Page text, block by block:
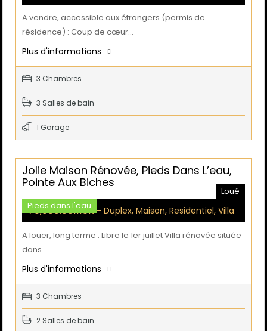
A vendre, accessible aux étrangers (permis de
résidence) : Coup de cœur…
Plus d'informations
3 Chambres
3 Salles de bain
1 Garage
Jolie Maison Rénovée, Pieds Dans L’eau,
Pointe Aux Biches
Pieds dans l'eau
Loué
70,000.00MUR- Duplex, Maison, Residentiel, Villa
A louer, long terme : Libre le 1er juillet Villa rénovée située
dans…
Plus d'informations
3 Chambres
2 Salles de bain